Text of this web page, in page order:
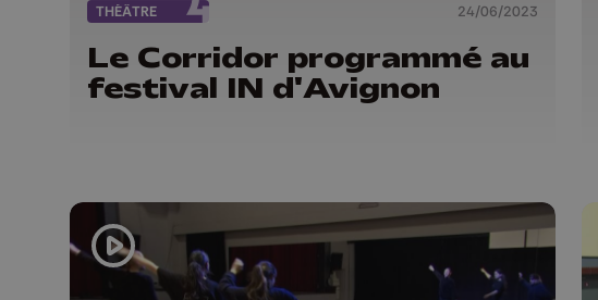
THÉÂTRE 24/06/2023
Le Corridor programmé au
festival IN d'Avignon